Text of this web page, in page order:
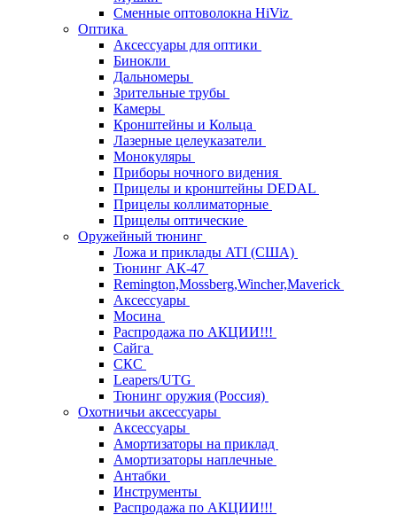
Сменные оптоволокна HiViz
Оптика
Аксессуары для оптики
Бинокли
Дальномеры
Зрительные трубы
Камеры
Кронштейны и Кольца
Лазерные целеуказатели
Монокуляры
Приборы ночного видения
Прицелы и кронштейны DEDAL
Прицелы коллиматорные
Прицелы оптические
Оружейный тюнинг
Ложа и приклады ATI (США)
Тюнинг АК-47
Remington,Mossberg,Wincher,Maverick
Аксессуары
Мосина
Распродажа по АКЦИИ!!!
Сайга
СКС
Leapers/UTG
Тюнинг оружия (Россия)
Охотничьи аксессуары
Аксессуары
Амортизаторы на приклад
Амортизаторы наплечные
Антабки
Инструменты
Распродажа по АКЦИИ!!!